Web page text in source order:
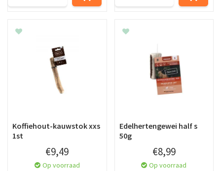
Koffiehout-kauwstok xxs
1st
€9,49
Op voorraad
Edelhertengewei half s
50g
€8,99
Op voorraad